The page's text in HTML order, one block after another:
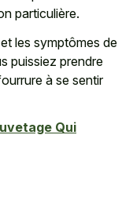
particulière.
les symptômes de
puissiez prendre
à se sentir
Qui